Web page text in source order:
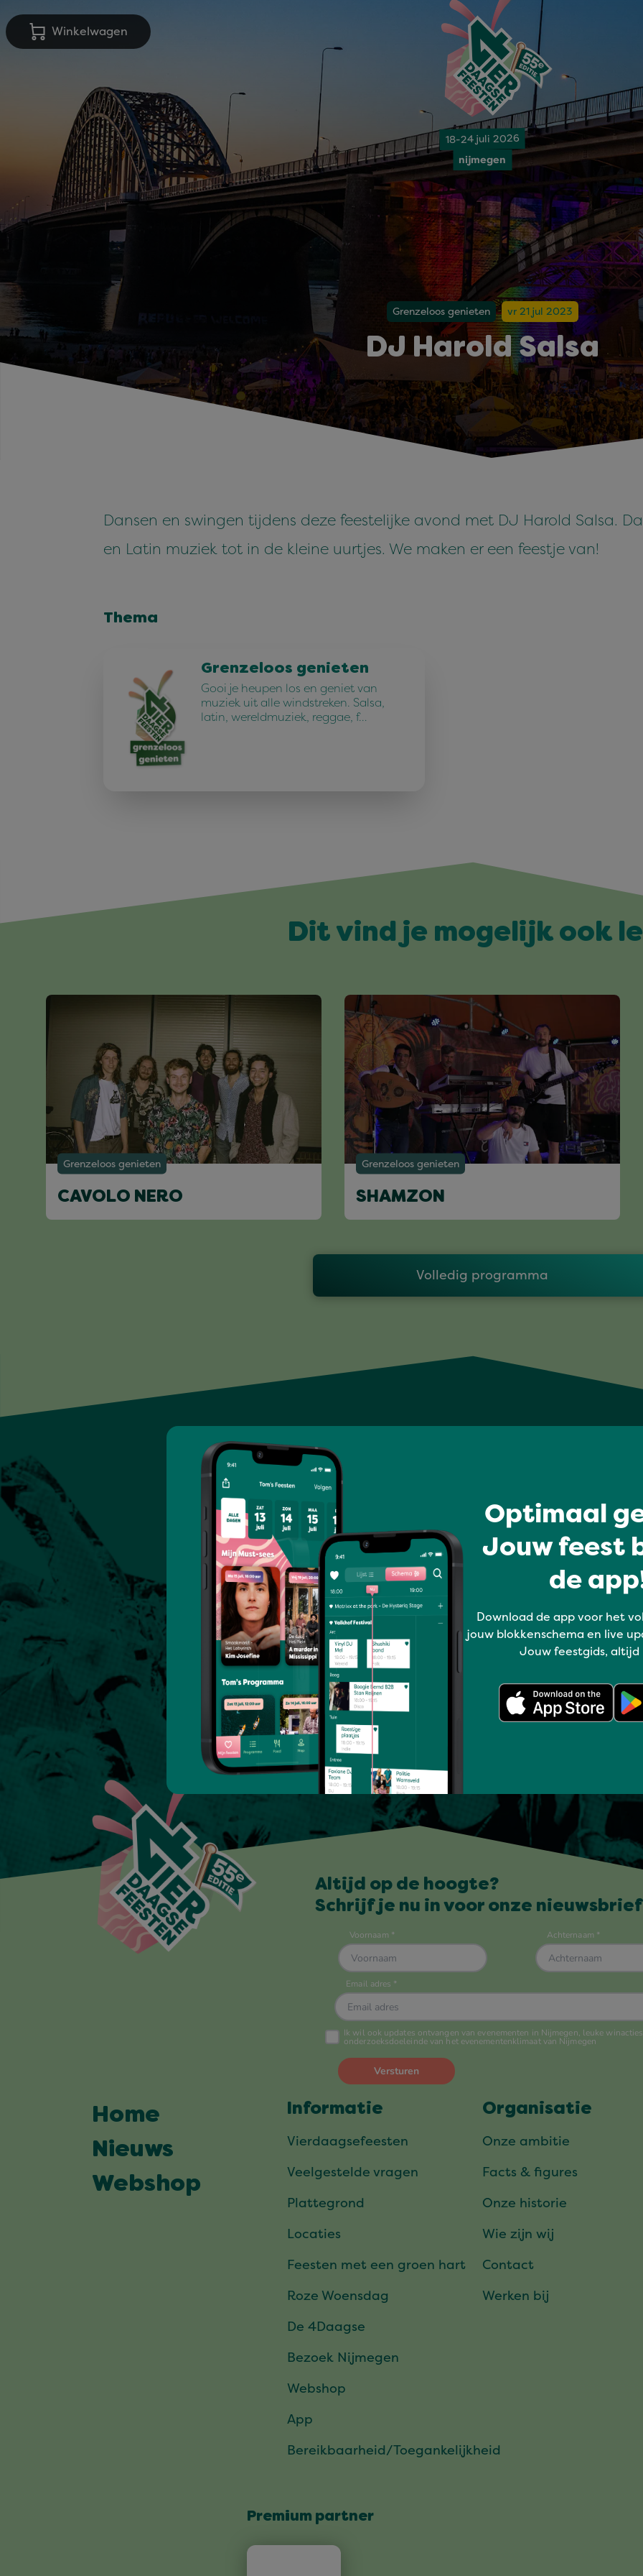
Winkelwagen
18-24 juli 2026
nijmegen
Grenzeloos genieten vr 21 jul 2023
DJ Harold Salsa
Dansen en swingen tijdens deze feestelijke avond met DJ Harold Salsa.
en Latin muziek tot in de kleine uurtjes. We maken er een feestje van!
Thema
Grenzeloos genieten
Gooi je heupen los en geniet van
muziek uit alle windstreken. Salsa,
latin, wereldmuziek, reggae, f…
Dit vind je mogelijk ook
Grenzeloos genieten
CAVOLO NERO
Grenzeloos genieten
SHAMZON
Volledig programma
Optimaal
Jouw feest
de
Download de app voor het
jouw blokkenschema en live
Jouw feestgids, altijd
Altijd op de hoogte?
Schrijf je nu in voor onze
Home
Nieuws
Webshop
Informatie
Vierdaagsefeesten
Veelgestelde vragen
Plattegrond
Locaties
Feesten met een groen hart
Roze Woensdag
De 4Daagse
Bezoek Nijmegen
Webshop
App
Bereikbaarheid/Toegankelijkheid
Organisatie
Onze ambitie
Facts & figures
Onze historie
Wie zijn wij
Contact
Werken bij
Premium partner